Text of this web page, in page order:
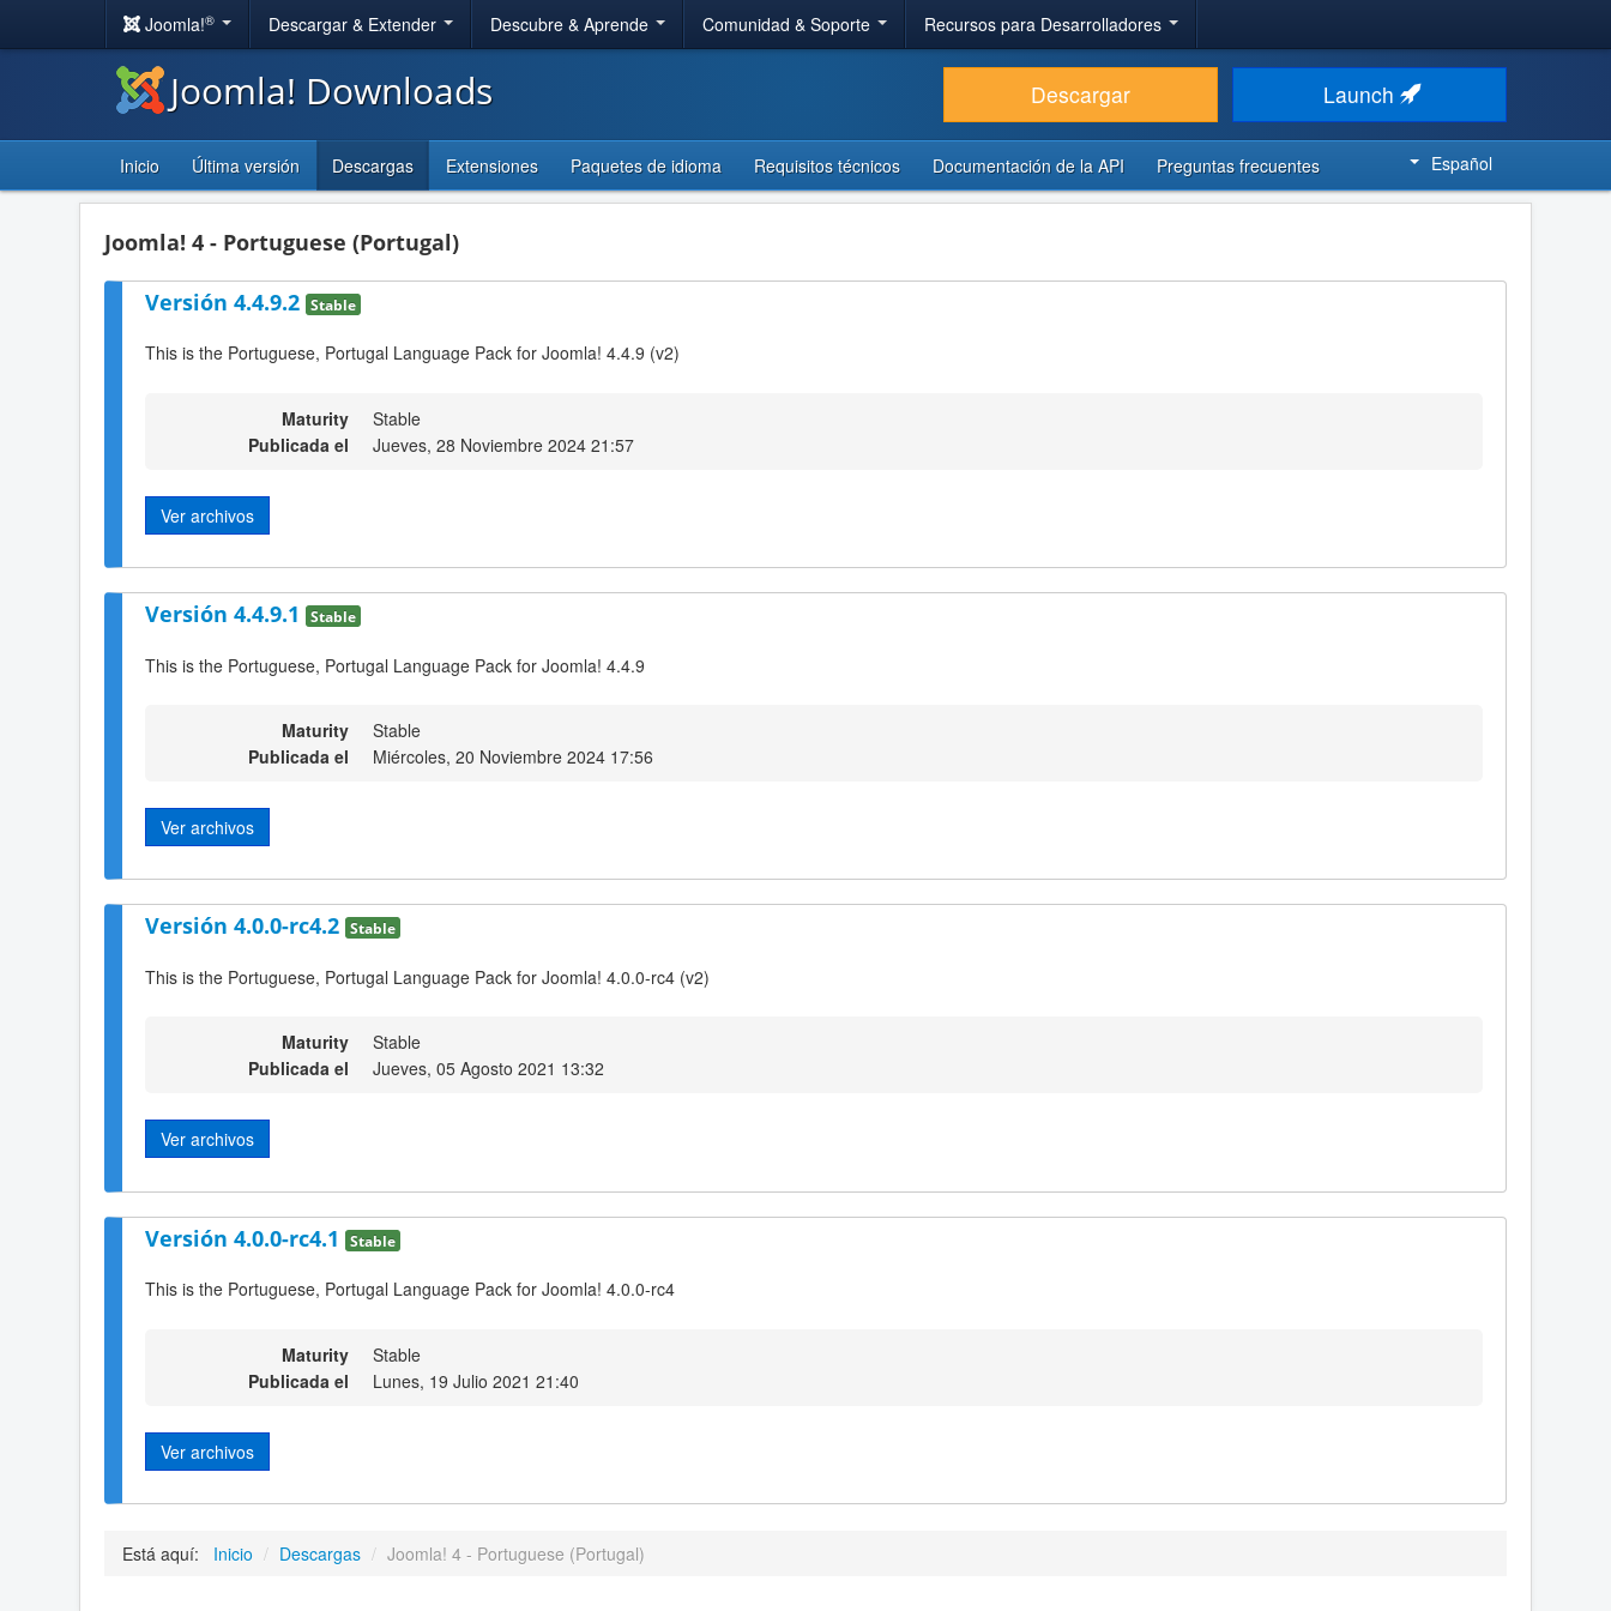
Joomla!® Descargar & Extender Descubre & Aprende Comunidad & Soporte Recursos para Desarrolladores
Joomla! Downloads Descargar Launch
Inicio Última versión Descargas Extensiones Paquetes de idioma Requisitos técnicos Documentación de la API Preguntas frecuentes Español
Joomla! 4 - Portuguese (Portugal)
Versión 4.4.9.2 Stable
This is the Portuguese, Portugal Language Pack for Joomla! 4.4.9 (v2)
Maturity
Stable
Publicada el
Jueves, 28 Noviembre 2024 21:57
Ver archivos
Versión 4.4.9.1 Stable
This is the Portuguese, Portugal Language Pack for Joomla! 4.4.9
Maturity
Stable
Publicada el
Miércoles, 20 Noviembre 2024 17:56
Ver archivos
Versión 4.0.0-rc4.2 Stable
This is the Portuguese, Portugal Language Pack for Joomla! 4.0.0-rc4 (v2)
Maturity
Stable
Publicada el
Jueves, 05 Agosto 2021 13:32
Ver archivos
Versión 4.0.0-rc4.1 Stable
This is the Portuguese, Portugal Language Pack for Joomla! 4.0.0-rc4
Maturity
Stable
Publicada el
Lunes, 19 Julio 2021 21:40
Ver archivos
Está aquí: Inicio / Descargas / Joomla! 4 - Portuguese (Portugal)